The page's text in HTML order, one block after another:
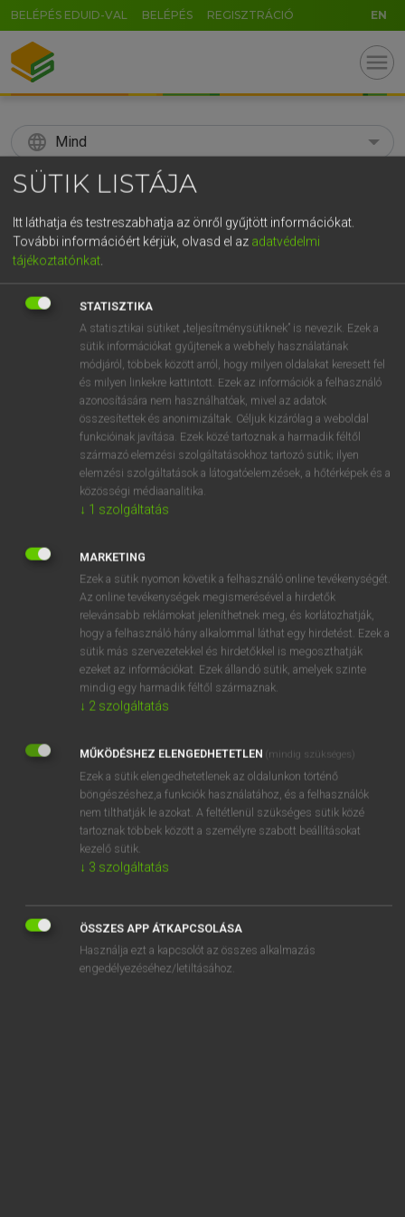
BELÉPÉS EDUID-VAL BELÉPÉS REGISZTRÁCIÓ EN
menu
language Mind
search
KERESÉS
Díjmentes angol szótár
fn playground
⚲ játszótérkeresése szótárainkban
DÍJMENTES ANGOL SZÓTÁR
játszódik
játszóruha
játszótárs
SZOTAR.NET APPLIKÁCIÓ
ONLINE NYELVVIZSGA
SÜTIK LISTÁJA
Itt láthatja és testreszabhatja az önről gyűjtött információkat.
További információért kérjük, olvasd el az adatvédelmi
tájékoztatónkat
STATISZTIKA
A statisztikai sütiket „teljesítménysütiknek” is nevezik. Ezek a
sütik információkat gyűjtenek a webhely használatának
módjáról, többek között arról, hogy milyen oldalakat keresett fel
és milyen linkekre kattintott. Ezek az információk a felhasználó
azonosítására nem használhatóak, mivel az adatok
összesítettek és anonimizáltak. Céljuk kizárólag a weboldal
funkcióinak javítása. Ezek közé tartoznak a harmadik féltől
származó elemzési szolgáltatásokhoz tartozó sütik; ilyen
elemzési szolgáltatások a látogatóelemzések, a hőtérképek és a
közösségi médiaanalitika.
↓ 1 szolgáltatás
MARKETING
Ezek a sütik nyomon követik a felhasználó online tevékenységét.
Az online tevékenységek megismerésével a hirdetők
relevánsabb reklámokat jeleníthetnek meg, és korlátozhatják,
hogy a felhasználó hány alkalommal láthat egy hirdetést. Ezek a
sütik más szervezetekkel és hirdetőkkel is megoszthatják
ezeket az információkat. Ezek állandó sütik, amelyek szinte
mindig egy harmadik féltől származnak.
↓ 2 szolgáltatás
MŰKÖDÉSHEZ ELENGEDHETETLEN (mindig szükséges)
Ezek a sütik elengedhetetlenek az oldalunkon történő
böngészéshez,a funkciók használatához, és a felhasználók
nem tilthatják le azokat. A feltétlenül szükséges sütik közé
tartoznak többek között a személyre szabott beállításokat
kezelő sütik.
↓ 3 szolgáltatás
ÖSSZES APP ÁTKAPCSOLÁSA
Használja ezt a kapcsolót az összes alkalmazás
engedélyezéséhez/letiltásához.
GR
5 6 7 8 9 ö ü ó
r t z u i o p ő ú
k l ű
n m , . AltGr